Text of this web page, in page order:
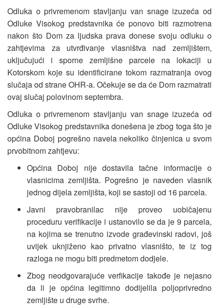
Odluka o privremenom stavljanju van snage izuzeća od
Odluke Visokog predstavnika će ponovo biti razmotrena
nakon što Dom za ljudska prava donese svoju odluku o
zahtjevima za utvrđivanje vlasništva nad zemljištem,
uključujući i sporne zemljišne parcele na lokaciji u
Kotorskom koje su identificirane tokom razmatranja ovog
slučaja od strane OHR-a. Očekuje se da će Dom razmatrati
ovaj slučaj polovinom septembra.
Odluka o privremenom stavljanju van snage izuzeća od
Odluke Visokog predstavnika donešena je zbog toga što je
općina Doboj pogrešno navela nekoliko činjenica u svom
prvobitnom zahtjevu:
Općina Doboj nije dostavila tačne informacije o
vlasnicima zemljišta. Pogrešno je naveden vlasnik
jednog dijela zemljišta, koji se sastoji od 16 parcela.
Javni pravobranilac nije proveo uobičajenu
proceduru verifikacije i ustanovilo se da je 9 parcela,
na kojima se trenutno izvode građevinski radovi, još
uvijek uknjiženo kao privatno vlasništo, te iz tog
razloga ne mogu biti predmetom dodjele.
Zbog neodgovarajuće verfikacije takođe je nejasno
da li je općina legitimno dodijelila poljoprivredno
zemljište u druge svrhe.